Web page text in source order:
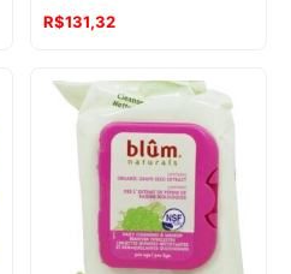
R$131,32